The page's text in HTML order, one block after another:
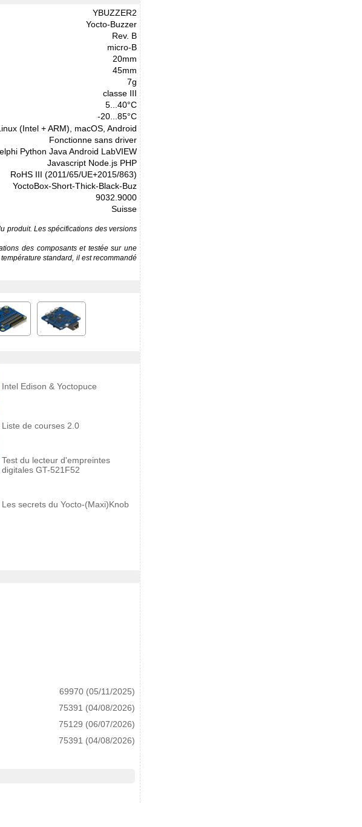
YBUZZER2
Yocto-Buzzer
Rev. B
micro-B
20mm
45mm
7g
classe III
5...40°C
-20...85°C
(Intel + ARM), macOS, Android
Fonctionne sans driver
Python Java Android LabVIEW
Javascript Node.js PHP
RoHS III (2011/65/UE+2015/863)
YoctoBox-Short-Thick-Black-Buz
9032.9000
Suisse
produit. Les spécifications des versions
des composants et testée sur une
standard, il est recommandé
Intel Edison & Yoctopuce
Liste de courses 2.0
Test du lecteur d'empreintes
digitales GT-521F52
Les secrets du Yocto-(Maxi)Knob
69970 (05/11/2025)
75391 (04/08/2026)
75129 (06/07/2026)
75391 (04/08/2026)